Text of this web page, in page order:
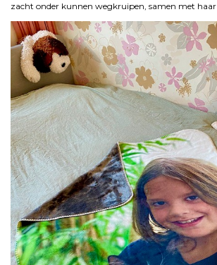
zacht onder kunnen wegkruipen, samen met haar